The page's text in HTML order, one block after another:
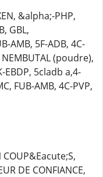
&alpha;-PHP,
GBL,
AMB, 5F-ADB, 4C-
NEMBUTAL (poudre),
EBDP, 5cladb a,4-
FUB-AMB, 4C-PVP,
COUP&Eacute;S,
DE CONFIANCE,